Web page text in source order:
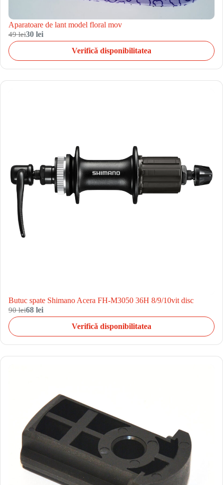
Aparatoare de lant model floral mov
49 lei30 lei
Verifică disponibilitatea
Butuc spate Shimano Acera FH-M3050 36H 8/9/10vit disc
90 lei68 lei
Verifică disponibilitatea